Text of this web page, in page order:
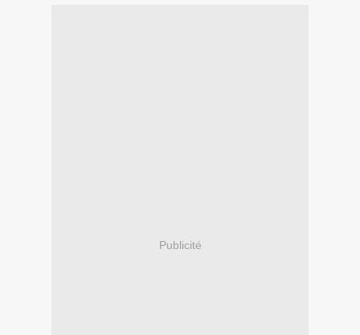
Publicité